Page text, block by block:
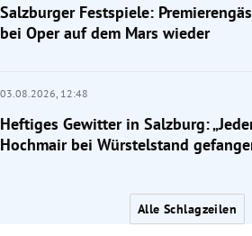
Salzburger Festspiele:
bei Oper auf dem Mars wieder
03.08.2026, 12:48
Heftiges Gewitter in Salzburg:
Hochmair bei Würstelstand
Alle Schlagzeilen